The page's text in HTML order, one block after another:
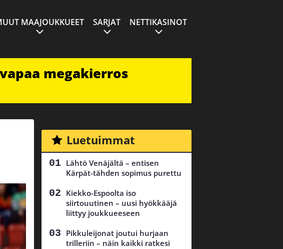
MAAJOUKKUEET SARJAT NETTIKASINOT
megakierros
Luetuimmat
Lähtö Venäjältä – entisen
Kärpät-tähden sopimus purettu
Kiekko-Espoolta iso
siirtouutinen – uusi hyökkääjä
liittyy joukkueeseen
Pikkuleijonat joutui hurjaan
trilleriin – näin kaikki ratkesi